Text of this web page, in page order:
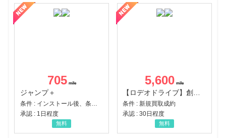
705
ジャンプ＋
承認 : 1日程度
無料
5,600
条件 : 新規買取成約
承認 : 30日程度
無料